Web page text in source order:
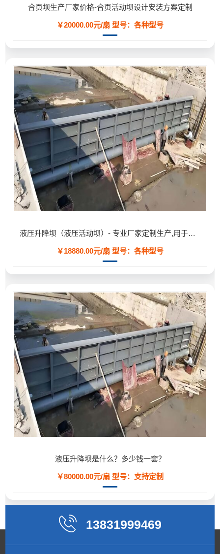
合页坝生产厂家价格-合页活动坝设计安装方案定制
￥20000.00元/扇 型号：各种型号
液压升降坝（液压活动坝）- 专业厂家定制生产,用于河道/防汛工程
￥18880.00元/扇 型号：各种型号
液压升降坝是什么？多少钱一套？
￥80000.00元/扇 型号：支持定制
13831999469